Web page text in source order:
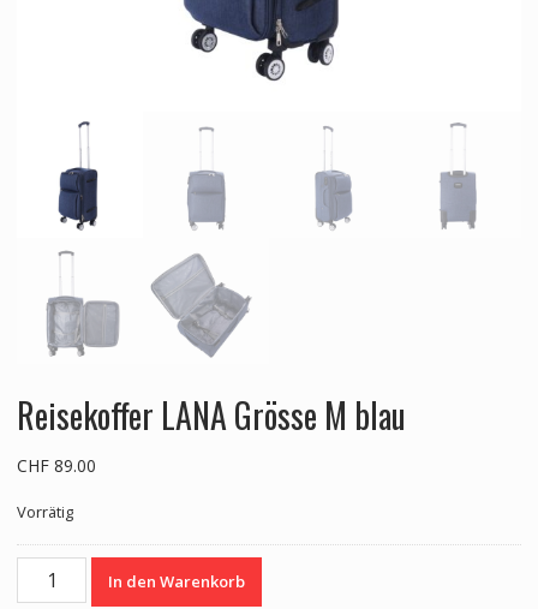
Reisekoffer LANA Grösse M blau
CHF89.00
Vorrätig
Reisekoffer
LANA
In den Warenkorb